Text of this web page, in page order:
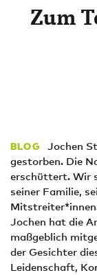
Zum
BLOG
Jochen
gestorben. Die
erschüttert. Wir
seiner Familie,
Jochen hat die
maßgeblich
der Gesichter
Leidenschaft,